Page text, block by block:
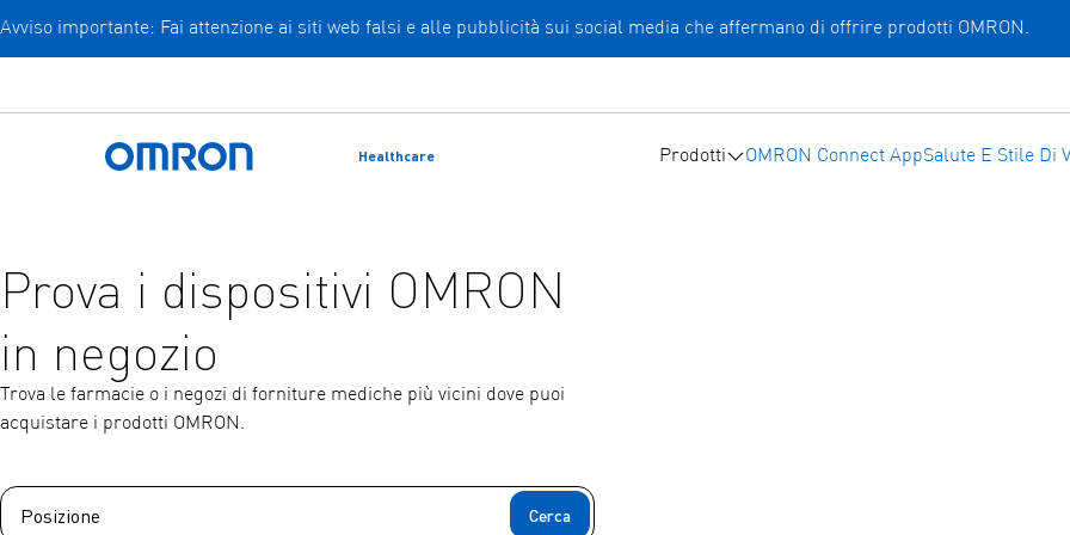
Vai
contenuto
principale
Avviso importante: Fai attenzione ai siti web falsi e alle pubblicità sui social media che affermano di offrire prodotti OMRON.
Healthcare Prodotti OMRON Connect AppSalute E Stile Di
Prova i dispositivi OMRON
in negozio
Trova le farmacie o i negozi di forniture mediche più vicini dove puoi
acquistare i prodotti OMRON.
Cerca